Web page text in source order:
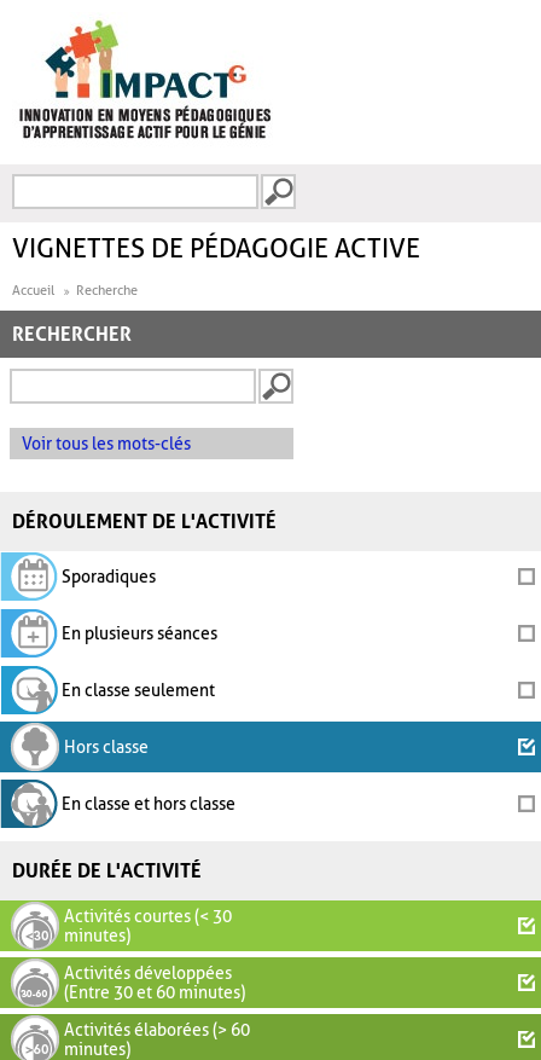
FORMULAIRE DE
VIGNETTES DE PÉDAGOGIE ACTIVE
Accueil Recherche
RECHERCHER
Voir tous les mots-clés
DÉROULEMENT DE L'ACTIVITÉ
Sporadiques
En plusieurs séances
En classe seulement
Hors classe
En classe et hors classe
DURÉE DE L'ACTIVITÉ
Activités courtes (< 30
minutes)
Activités développées
(Entre 30 et 60 minutes)
Activités élaborées (> 60
minutes)